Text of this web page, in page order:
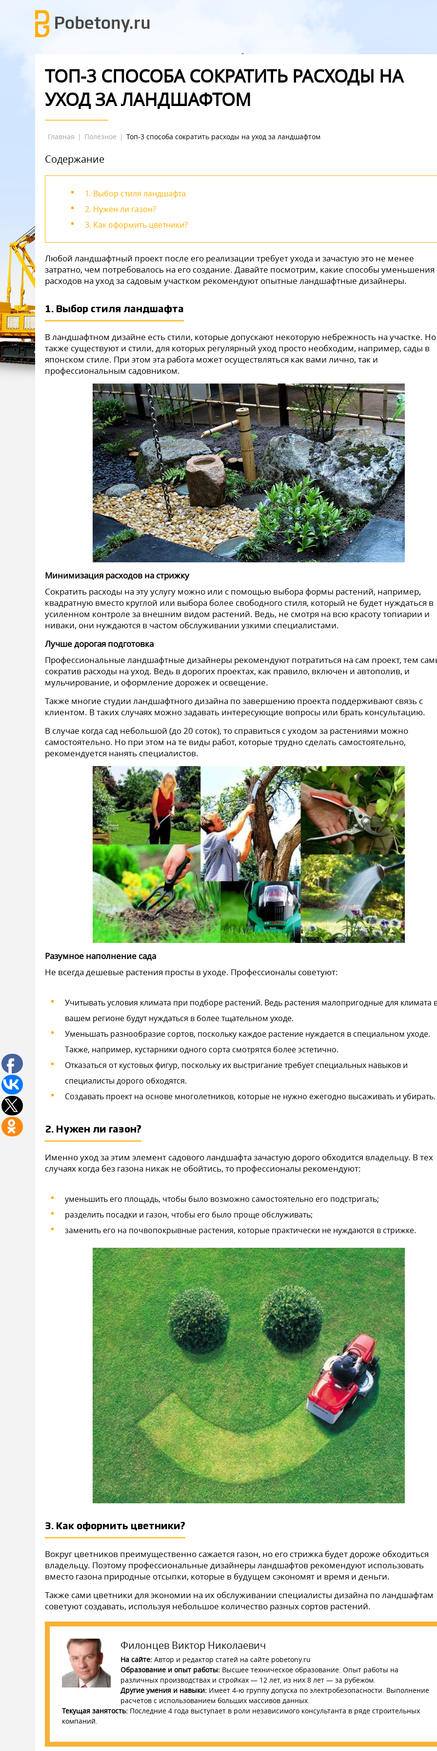
ТОП-3 СПОСОБА СОКРАТИТЬ РАСХОДЫ НА
УХОД ЗА ЛАНДШАФТОМ
Главная | Полезное | Топ-3 способа сократить расходы на уход за ландшафтом
Содержание
1. Выбор стиля ландшафта
2. Нужен ли газон?
3. Как оформить цветники?
Любой ландшафтный проект после его реализации требует ухода и зачастую это не менее
затратно, чем потребовалось на его создание. Давайте посмотрим, какие способы уменьшения
расходов на уход за садовым участком рекомендуют опытные ландшафтные дизайнеры.
1. Выбор стиля ландшафта
В ландшафтном дизайне есть стили, которые допускают некоторую небрежность на участке. Но
также существуют и стили, для которых регулярный уход просто необходим, например, сады в
японском стиле. При этом эта работа может осуществляться как вами лично, так и
профессиональным садовником.
Минимизация расходов на стрижку
Сократить расходы на эту услугу можно или с помощью выбора формы растений, например,
квадратную вместо круглой или выбора более свободного стиля, который не будет нуждаться в
усиленном контроле за внешним видом растений. Ведь, не смотря на всю красоту топиарии и
ниваки, они нуждаются в частом обслуживании узкими специалистами.
Лучше дорогая подготовка
Профессиональные ландшафтные дизайнеры рекомендуют потратиться на сам проект, тем
сократив расходы на уход. Ведь в дорогих проектах, как правило, включен и автополив, и
мульчирование, и оформление дорожек и освещение.
Также многие студии ландшафтного дизайна по завершению проекта поддерживают связь с
клиентом. В таких случаях можно задавать интересующие вопросы или брать консультацию.
В случае когда сад небольшой (до 20 соток), то справиться с уходом за растениями можно
самостоятельно. Но при этом на те виды работ, которые трудно сделать самостоятельно,
рекомендуется нанять специалистов.
Разумное наполнение сада
Не всегда дешевые растения просты в уходе. Профессионалы советуют:
Учитывать условия климата при подборе растений. Ведь растения малопригодные для климата
вашем регионе будут нуждаться в более тщательном уходе.
Уменьшать разнообразие сортов, поскольку каждое растение нуждается в специальном уходе.
Также, например, кустарники одного сорта смотрятся более эстетично.
Отказаться от кустовых фигур, поскольку их выстригание требует специальных навыков и
специалисты дорого обходятся.
Создавать проект на основе многолетников, которые не нужно ежегодно высаживать и убирать.
2. Нужен ли газон?
Именно уход за этим элемент садового ландшафта зачастую дорого обходится владельцу. В тех
случаях когда без газона никак не обойтись, то профессионалы рекомендуют:
уменьшить его площадь, чтобы было возможно самостоятельно его подстригать;
разделить посадки и газон, чтобы его было проще обслуживать;
заменить его на почвопокрывные растения, которые практически не нуждаются в стрижке.
3. Как оформить цветники?
Вокруг цветников преимущественно сажается газон, но его стрижка будет дороже обходиться
владельцу. Поэтому профессиональные дизайнеры ландшафтов рекомендуют использовать
вместо газона природные отсыпки, которые в будущем сэкономят и время и деньги.
Также сами цветники для экономии на их обслуживании специалисты дизайна по ландшафтам
советуют создавать, используя небольшое количество разных сортов растений.
Филонцев Виктор Николаевич
На сайте: Автор и редактор статей на сайте pobetony.ru
Образование и опыт работы: Высшее техническое образование. Опыт работы на
различных производствах и стройках — 12 лет, из них 8 лет — за рубежом.
Другие умения и навыки: Имеет 4-ю группу допуска по электробезопасности. Выполнение
расчетов с использованием больших массивов данных.
Текущая занятость: Последние 4 года выступает в роли независимого консультанта в ряде строительных
компаний.